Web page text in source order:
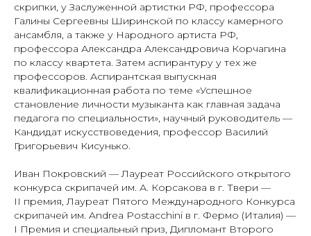
скрипки, у Заслуженной артистки РФ, профессора
Галины Сергеевны Ширинской по классу камерного
ансамбля, а также у Народного артиста РФ,
профессора Александра Александровича Корчагина
по классу квартета. Затем аспирантуру у тех же
профессоров. Аспирантская выпускная
квалификационная работа по теме «Успешное
становление личности музыканта как главная задача
педагога по специальности», научный руководитель —
Кандидат искусствоведения, профессор Василий
Григорьевич Кисунько.
Иван Покровский — Лауреат Российского открытого
конкурса скрипачей им. А. Корсакова в г. Твери —
II премия, Лауреат Пятого Международного Конкурса
скрипачей им. Andrea Postacchini в г. Фермо (Италия) —
I Премия и специальный приз, Дипломант Второго